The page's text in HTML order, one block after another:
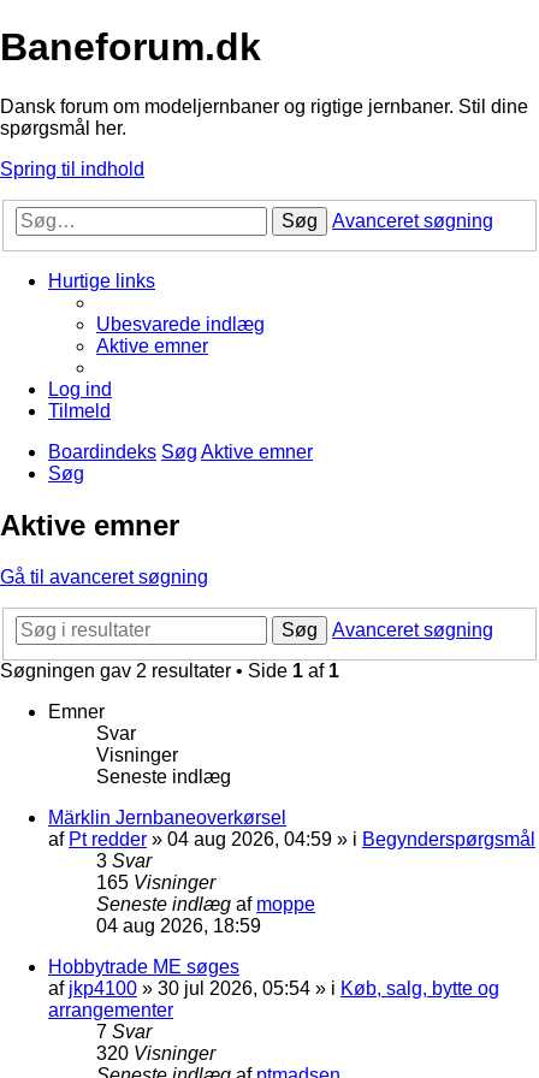
Baneforum.dk
Dansk forum om modeljernbaner og rigtige jernbaner. Stil dine
spørgsmål her.
Spring til indhold
Søg Avanceret søgning
Hurtige links
Ubesvarede indlæg
Aktive emner
Log ind
Tilmeld
Boardindeks Søg Aktive emner
Søg
Aktive emner
Gå til avanceret søgning
Søg
Avanceret søgning
Søgningen gav 2 resultater • Side 1 af 1
Emner
Svar
Visninger
Seneste indlæg
Märklin Jernbaneoverkørsel
af Pt redder » 04 aug 2026, 04:59 » i Begynderspørgsmål
3 Svar
165 Visninger
Seneste indlæg af moppe
04 aug 2026, 18:59
Hobbytrade ME søges
af jkp4100 » 30 jul 2026, 05:54 » i Køb, salg, bytte og
arrangementer
7 Svar
320 Visninger